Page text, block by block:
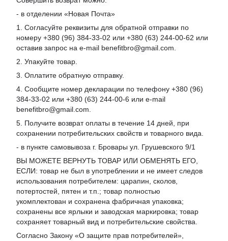
- в отделении «Новая Почта»
1. Согласуйте реквизиты для обратной отправки по
номеру +380 (96) 384-33-02 или +380 (63) 244-00-62 или
оставив запрос на e-mail benefitbro@gmail.com.
2. Упакуйте товар.
3. Оплатите обратную отправку.
4. Сообщите номер декларации по телефону +380 (96)
384-33-02 или +380 (63) 244-00-6 или e-mail
benefitbro@gmail.com.
5. Получите возврат оплаты в течение 14 дней, при
сохранении потребительских свойств и товарного вида.
- в пункте самовывоза г. Бровары ул. Грушевского 9/1
ВЫ МОЖЕТЕ ВЕРНУТЬ ТОВАР ИЛИ ОБМЕНЯТЬ ЕГО,
ЕСЛИ: товар не был в употреблении и не имеет следов
использования потребителем: царапин, сколов,
потертостей, пятен и т.п.; товар полностью
укомплектован и сохранена фабричная упаковка;
сохранены все ярлыки и заводская маркировка; товар
сохраняет товарный вид и потребительские свойства.
Согласно Закону «О защите прав потребителей»,